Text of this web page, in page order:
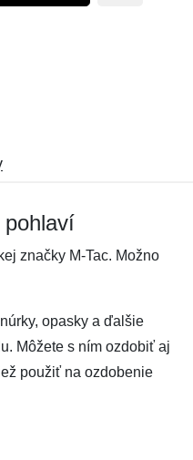
pohlaví
značky M-Tac. Možno
opasky a ďalšie
Môžete s ním ozdobiť aj
použiť na ozdobenie